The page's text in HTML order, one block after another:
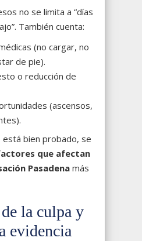
no se limita a “días
También cuenta:
(no cargar, no
de pie).
o reducción de
(ascensos,
bien probado, se
que afectan
Pasadena más
la culpa y
evidencia